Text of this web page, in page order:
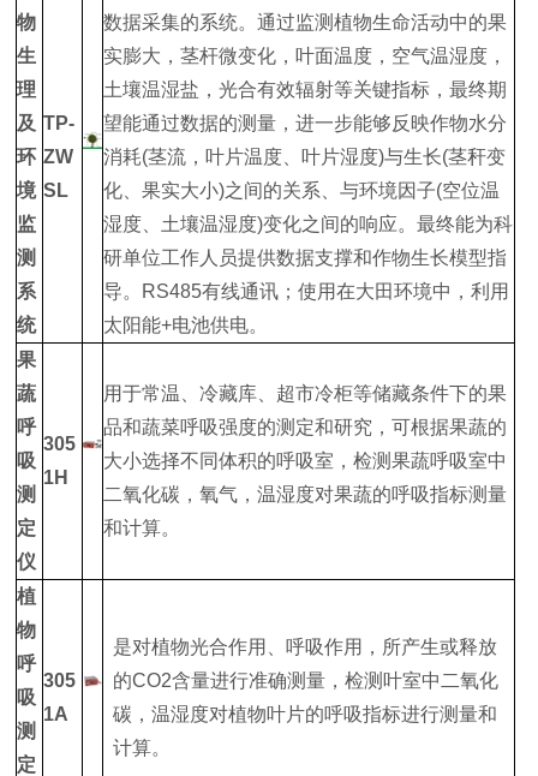
物
生
理
及
环
境
监
测
系
统
TP-
ZW
SL
数据采集的系统。通过监测植物生命活动中的果
实膨大，茎杆微变化，叶面温度，空气温湿度，
土壤温湿盐，光合有效辐射等关键指标，最终期
望能通过数据的测量，进一步能够反映作物水分
消耗(茎流，叶片温度、叶片湿度)与生长(茎秆变
化、果实大小)之间的关系、与环境因子(空位温
湿度、土壤温湿度)变化之间的响应。最终能为科
研单位工作人员提供数据支撑和作物生长模型指
导。RS485有线通讯；使用在大田环境中，利用
太阳能+电池供电。
果
蔬
呼
吸
测
定
仪
305
1H
用于常温、冷藏库、超市冷柜等储藏条件下的果
品和蔬菜呼吸强度的测定和研究，可根据果蔬的
大小选择不同体积的呼吸室，检测果蔬呼吸室中
二氧化碳，氧气，温湿度对果蔬的呼吸指标测量
和计算。
植
物
呼
吸
测
定
305
1A
是对植物光合作用、呼吸作用，所产生或释放
的CO2含量进行准确测量，检测叶室中二氧化
碳，温湿度对植物叶片的呼吸指标进行测量和
计算。